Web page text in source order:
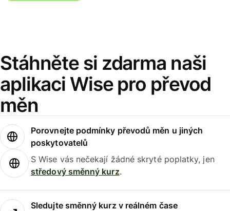
Stáhněte si zdarma naši
aplikaci Wise pro převod
měn
Porovnejte podmínky převodů měn u jiných
poskytovatelů
S Wise vás nečekají žádné skryté poplatky, jen
středový směnný kurz.
Sledujte směnný kurz v reálném čase